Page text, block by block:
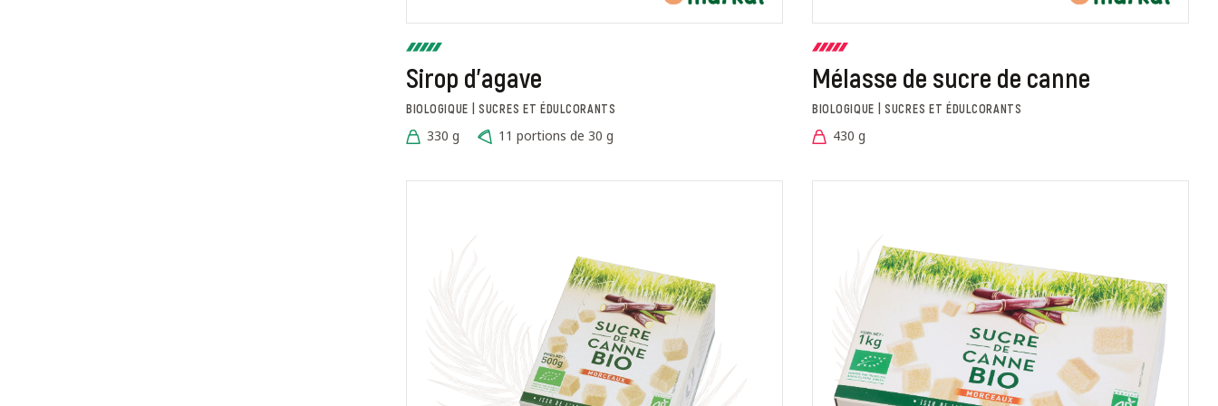
Sirop d'agave
BIOLOGIQUE | SUCRES ET ÉDULCORANTS
330 g 11 portions de 30 g
Mélasse de sucre de canne
BIOLOGIQUE | SUCRES ET ÉDULCORANTS
430 g